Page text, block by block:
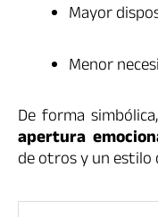
Mayor
Menor
De forma
apertura
de otros y un estilo